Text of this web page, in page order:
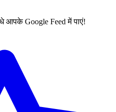
आपके Google Feed में पाएं!